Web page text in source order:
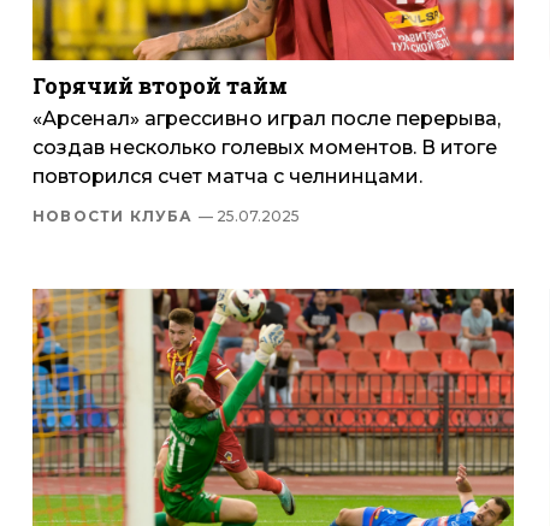
Горячий второй тайм
«Арсенал» агрессивно играл после перерыва,
создав несколько голевых моментов. В итоге
повторился счет матча с челнинцами.
НОВОСТИ КЛУБА — 25.07.2025